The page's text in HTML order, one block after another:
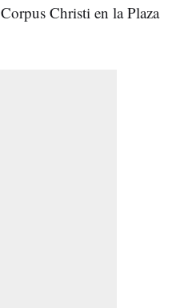
Christi en la Plaza